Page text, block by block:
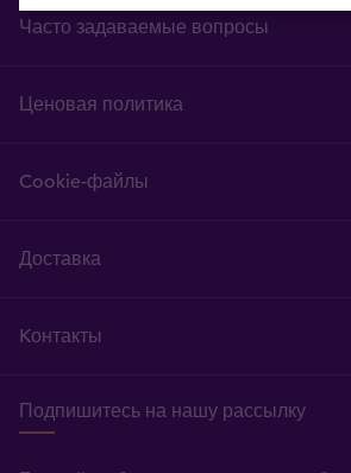
Часто задаваемые вопросы
Ценовая политика
Cookie-файлы
Доставка
Kонтакты
Подпишитесь на нашу рассылку